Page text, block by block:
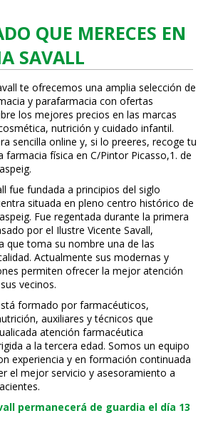
QUE MERECES EN
SAVALL
te ofrecemos una amplia selección de
y parafarmacia con ofertas
los mejores precios en las marcas
nutrición y cuidado infantil.
sencilla online y, si lo prefieres, recoge tu
farmacia física en C/Pintor Picasso,1. de
fue fundada a principios del siglo
situada en pleno centro histórico de
Fue regentada durante la primera
por el Ilustre Vicente Savall,
que toma su nombre una de las
Actualmente sus modernas y
permiten ofrecer la mejor atención
vecinos.
formado por farmacéuticos,
auxiliares y técnicos que
atención farmacéutica
a la tercera edad. Somos un equipo
experiencia y en formación continuada
el mejor servicio y asesoramiento a
permanecerá de guardia el día 13